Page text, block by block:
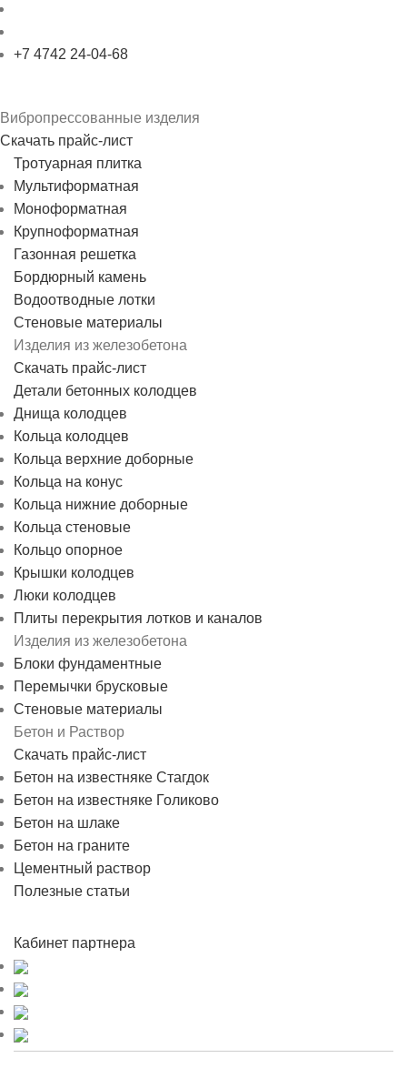
+7 4742 24-04-68
Вибропрессованные изделия
Скачать прайс-лист
Тротуарная плитка
Мультиформатная
Моноформатная
Крупноформатная
Газонная решетка
Бордюрный камень
Водоотводные лотки
Стеновые материалы
Изделия из железобетона
Скачать прайс-лист
Детали бетонных колодцев
Днища колодцев
Кольца колодцев
Кольца верхние доборные
Кольца на конус
Кольца нижние доборные
Кольца стеновые
Кольцо опорное
Крышки колодцев
Люки колодцев
Плиты перекрытия лотков и каналов
Изделия из железобетона
Блоки фундаментные
Перемычки брусковые
Стеновые материалы
Бетон и Раствор
Скачать прайс-лист
Бетон на известняке Стагдок
Бетон на известняке Голиково
Бетон на шлаке
Бетон на граните
Цементный раствор
Полезные статьи
Кабинет партнера